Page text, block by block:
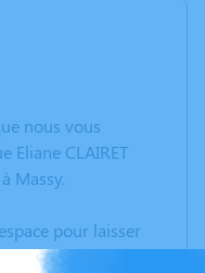
nous vous
Eliane CLAIRET
Massy.
pour laisser
souvenirs, une